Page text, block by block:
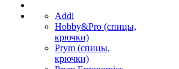
Addi
Hobby&Pro (спицы,
крючки)
Prym (спицы,
крючки)